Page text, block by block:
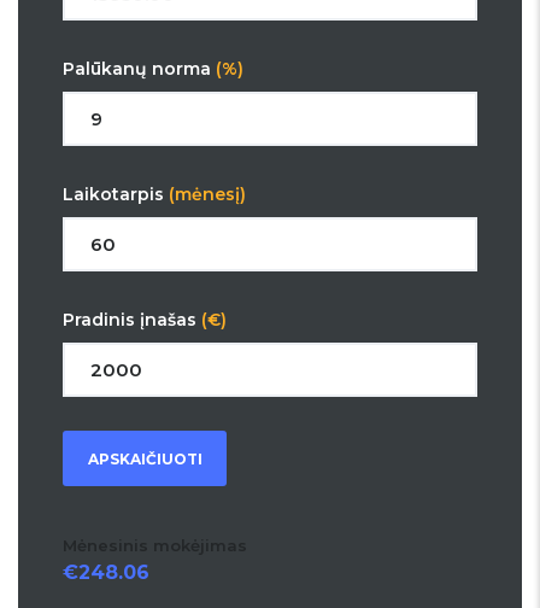
Palūkanų norma (%)
Laikotarpis (mėnesį)
Pradinis įnašas (€)
APSKAIČIUOTI
Mėnesinis mokėjimas
248.06